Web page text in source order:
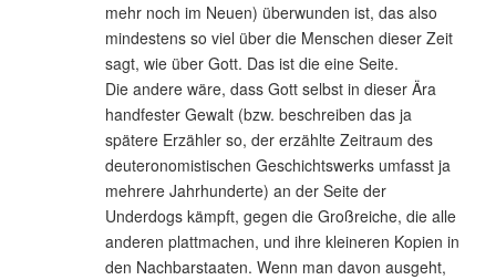
mehr noch im Neuen) überwunden ist, das also
mindestens so viel über die Menschen dieser Zeit
sagt, wie über Gott. Das ist die eine Seite.
Die andere wäre, dass Gott selbst in dieser Ära
handfester Gewalt (bzw. beschreiben das ja
spätere Erzähler so, der erzählte Zeitraum des
deuteronomistischen Geschichtswerks umfasst ja
mehrere Jahrhunderte) an der Seite der
Underdogs kämpft, gegen die Großreiche, die alle
anderen plattmachen, und ihre kleineren Kopien in
den Nachbarstaaten. Wenn man davon ausgeht,